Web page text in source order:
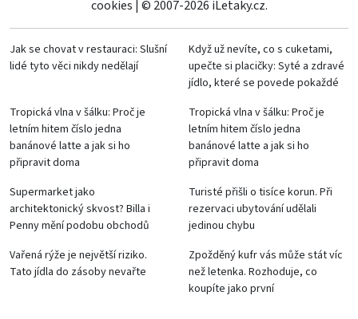
cookies | © 2007-2026 iLetaky.cz.
Jak se chovat v restauraci: Slušní
lidé tyto věci nikdy nedělají
Když už nevíte, co s cuketami,
upečte si placičky: Syté a zdravé
jídlo, které se povede pokaždé
Tropická vlna v šálku: Proč je
letním hitem číslo jedna
banánové latte a jak si ho
připravit doma
Tropická vlna v šálku: Proč je
letním hitem číslo jedna
banánové latte a jak si ho
připravit doma
Supermarket jako
architektonický skvost? Billa i
Penny mění podobu obchodů
Turisté přišli o tisíce korun. Při
rezervaci ubytování udělali
jedinou chybu
Vařená rýže je největší riziko.
Tato jídla do zásoby nevařte
Zpožděný kufr vás může stát víc
než letenka. Rozhoduje, co
koupíte jako první